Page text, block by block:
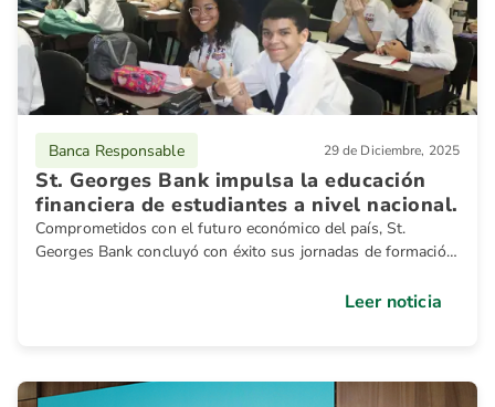
Banca Responsable 29 de Diciembre, 2025
St. Georges Bank impulsa la educación
financiera de estudiantes a nivel nacional.
Comprometidos con el futuro económico del país, St.
Georges Bank concluyó con éxito sus jornadas de formación
El programa busca cultivar hábitos responsables desde
Leer noticia